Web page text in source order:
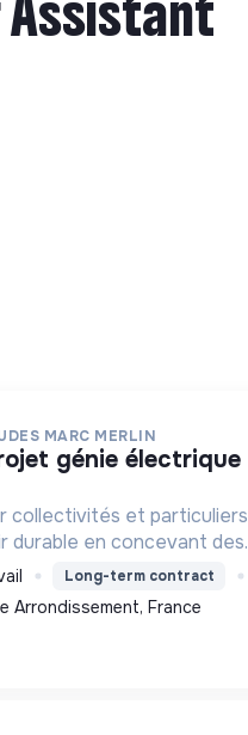
MARC MERLIN
collectivités et particuliers
durable en concevant des
et solutions innovantes
les déchets et
propulsant la transition ...
Long-term contract
Arrondissement, France